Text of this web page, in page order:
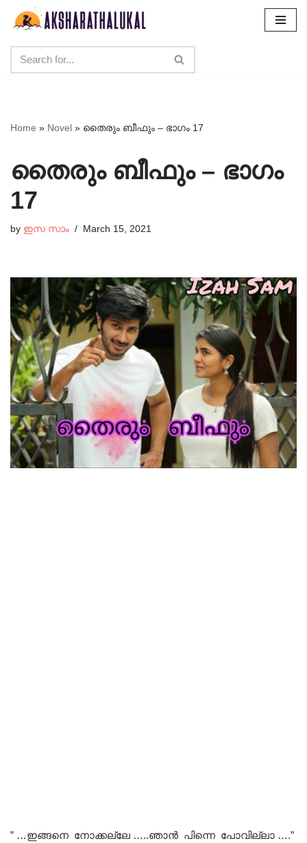
content
Home » Novel » തൈരും ബീഫും – ഭാഗം 17
തൈരും ബീഫും – ഭാഗം
17
by ഇസ സാം March 15, 2021
” …ഇങ്ങനെ നോക്കല്ലേ …..ഞാൻ പിന്നെ പോവില്ലാ ….”